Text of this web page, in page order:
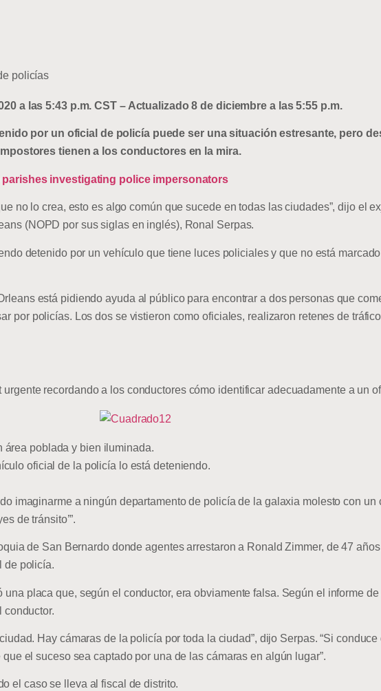
policías
a las 5:43 p.m. CST – Actualizado 8 de diciembre a las 5:55 p.m.
por un oficial de policía puede ser una situación estresante, pero
tienen a los conductores en la mira.
parishes investigating police impersonators
no lo crea, esto es algo común que sucede en todas las ciudades”, dijo el
(NOPD por sus siglas en inglés), Ronal Serpas.
detenido por un vehículo que tiene luces policiales y que no está
está pidiendo ayuda al público para encontrar a dos personas que
por policías. Los dos se vistieron como oficiales, realizaron retenes de
recordando a los conductores cómo identificar adecuadamente a un
área poblada y bien iluminada.
oficial de la policía lo está deteniendo.
imaginarme a ningún departamento de policía de la galaxia molesto con un
de tránsito’”.
de San Bernardo donde agentes arrestaron a Ronald Zimmer, de 47
de policía.
placa que, según el conductor, era obviamente falsa. Según el informe de
conductor.
Hay cámaras de la policía por toda la ciudad”, dijo Serpas. “Si
el suceso sea captado por una de las cámaras en algún lugar”.
el caso se lleva al fiscal de distrito.